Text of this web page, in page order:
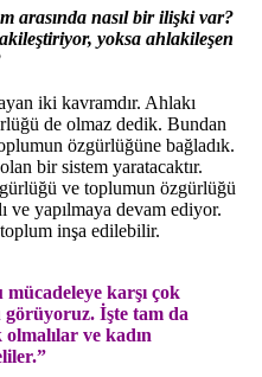
arasında nasıl bir ilişki var?
yoksa ahlakileşen
iki kavramdır. Ahlakı
de olmaz dedik. Bundan
özgürlüğüne bağladık.
bir sistem yaratacaktır.
ve toplumun özgürlüğü
ve yapılmaya devam ediyor.
inşa edilebilir.
karşı çok
görüyoruz. İşte tam da
ve kadın